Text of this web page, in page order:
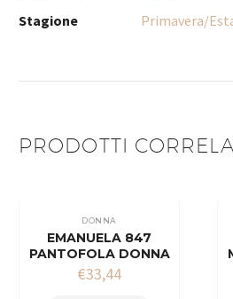
Stagione
Primavera/
PRODOTTI
DONNA
EMANUELA 847
PANTOFOLA DONNA
€33,44